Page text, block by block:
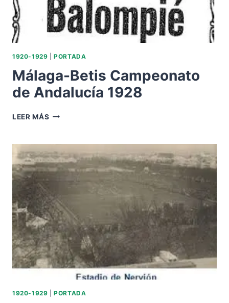
PRENSA.
1920-1929 |PORTADA
Málaga-Betis Campeonato
de Andalucía 1928
LEER MÁS MÁLAGA-
DE
ANDALUCÍA
1928
1920-1929 |PORTADA